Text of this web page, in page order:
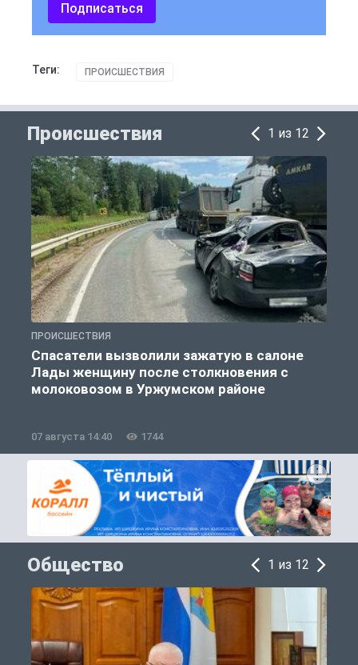
Подписаться
Теги: ПРОИСШЕСТВИЯ
Происшествия 1 из 12
ПРОИСШЕСТВИЯ
Спасатели вызволили зажатую в салоне
Лады женщину после столкновения с
молоковозом в Уржумском районе
07 августа 14:40 1744
Общество 1 из 12